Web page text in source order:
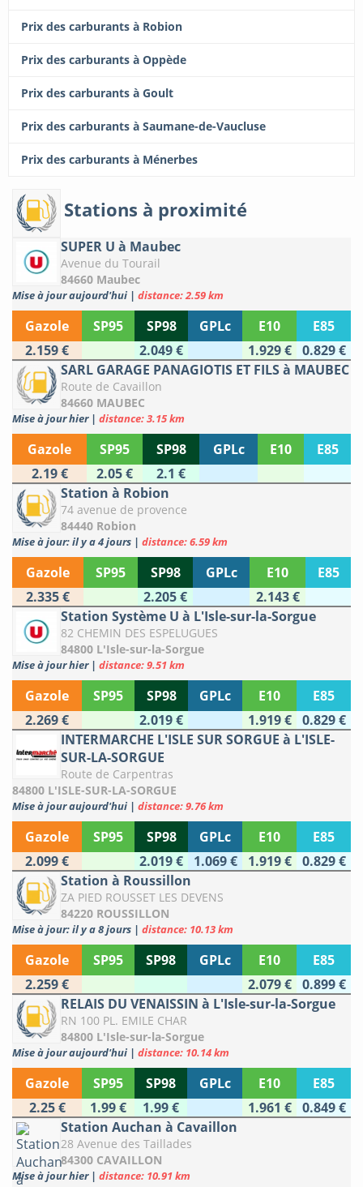
Prix des carburants à Robion
Prix des carburants à Oppède
Prix des carburants à Goult
Prix des carburants à Saumane-de-Vaucluse
Prix des carburants à Ménerbes
Stations à proximité
SUPER U à Maubec
Avenue du Tourail
84660 Maubec
Mise à jour aujourd'hui | distance: 2.59 km
Gazole SP95 SP98 GPLc E10
E85
2.159 €
2.049 € 1.929 €
0.829 €
SARL GARAGE PANAGIOTIS ET FILS à MAUBEC
Route de Cavaillon
84660 MAUBEC
Mise à jour hier | distance: 3.15 km
Gazole SP95 SP98 GPLc E10
E85
2.19 €
2.05 €
2.1 €
Station à Robion
74 avenue de provence
84440 Robion
Mise à jour: il y a 4 jours | distance: 6.59 km
Gazole SP95 SP98 GPLc E10
E85
2.335 €
2.205 €
2.143 €
Station Système U à L'Isle-sur-la-Sorgue
82 CHEMIN DES ESPELUGUES
84800 L'Isle-sur-la-Sorgue
Mise à jour hier | distance: 9.51 km
Gazole SP95 SP98 GPLc E10
E85
2.269 €
2.019 € 1.919 €
0.829 €
INTERMARCHE L'ISLE SUR SORGUE à L'ISLE-
SUR-LA-SORGUE
Route de Carpentras
84800 L'ISLE-SUR-LA-SORGUE
Mise à jour aujourd'hui | distance: 9.76 km
Gazole SP95 SP98 GPLc E10
E85
2.099 €
2.019 € 1.069 € 1.919 €
0.829 €
Station à Roussillon
ZA PIED ROUSSET LES DEVENS
84220 ROUSSILLON
Mise à jour: il y a 8 jours | distance: 10.13 km
Gazole SP95 SP98 GPLc E10
E85
2.259 €
2.079 €
0.899 €
RELAIS DU VENAISSIN à L'Isle-sur-la-Sorgue
RN 100 PL. EMILE CHAR
84800 L'Isle-sur-la-Sorgue
Mise à jour aujourd'hui | distance: 10.14 km
Gazole SP95 SP98 GPLc E10
E85
2.25 €
1.99 € 1.99 € 1.961 €
0.849 €
Station Auchan à Cavaillon
28 Avenue des Taillades
84300 CAVAILLON
Mise à jour hier | distance: 10.91 km